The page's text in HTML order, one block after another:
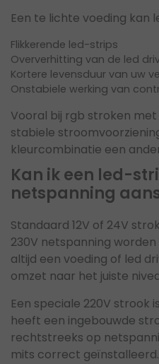
Een te lichte voeding kan
Flikkerende led-strips
Oververhitting van de led
Kortere levensduur van uw
Onstabiele werking van
Vooral bij rgb stroken
stabiele
kleurcombinatie een
Kan ik een led-
netspanning
Standaard 12V of 24V
230V netspanning
altijd een voeding of led
omzet naar het juiste
Een speciale 220V strook
heeft een ingebouwde
rechtstreeks op
mits correct geïnstalleerd.